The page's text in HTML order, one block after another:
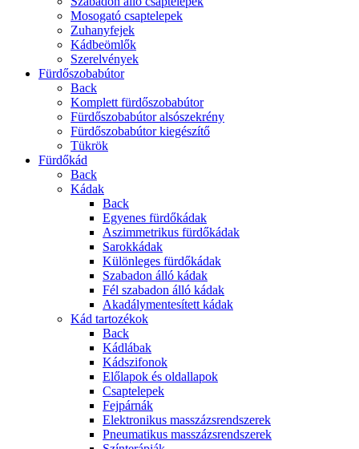
Mosogató csaptelepek
Zuhanyfejek
Kádbeömlők
Szerelvények
Fürdőszobabútor
Back
Komplett fürdőszobabútor
Fürdőszobabútor alsószekrény
Fürdőszobabútor kiegészítő
Tükrök
Fürdőkád
Back
Kádak
Back
Egyenes fürdőkádak
Aszimmetrikus fürdőkádak
Sarokkádak
Különleges fürdőkádak
Szabadon álló kádak
Fél szabadon álló kádak
Akadálymentesített kádak
Kád tartozékok
Back
Kádlábak
Kádszifonok
Előlapok és oldallapok
Csaptelepek
Fejpárnák
Elektronikus masszázsrendszerek
Pneumatikus masszázsrendszerek